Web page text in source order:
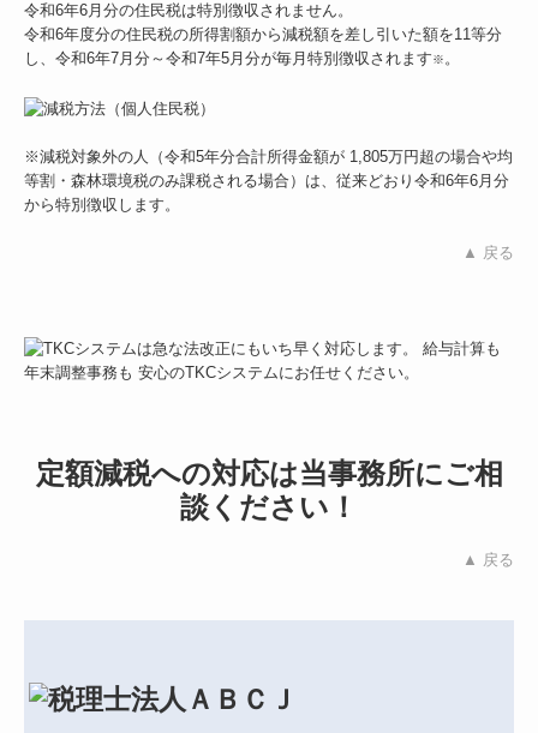
令和6年6月分の住民税は特別徴収されません。
令和6年度分の住民税の所得割額から減税額を差し引いた額を11等分
し、令和6年7月分～令和7年5月分が毎月特別徴収されます※。
※減税対象外の人（令和5年分合計所得金額が 1,805万円超の場合や均
等割・森林環境税のみ課税される場合）は、従来どおり令和6年6月分
から特別徴収します。
▲ 戻る
定額減税への対応は当事務所にご相
談ください！
▲ 戻る